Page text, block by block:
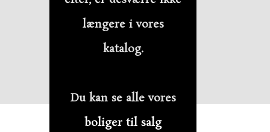
længere i vores
katalog.
Du kan se alle vores
boliger til salg